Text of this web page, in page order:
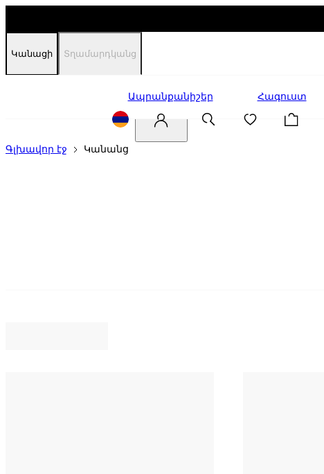
Կանացի Տղամարդկանց
Ապրանքանիշեր Հագուստ
Գլխավոր էջ Կանանց